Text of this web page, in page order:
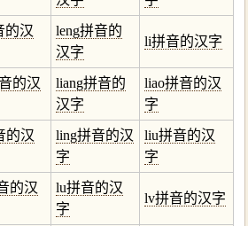
的汉
leng拼音的
汉字
li拼音的汉字
的汉
liang拼音的
汉字
liao拼音的汉
字
的汉
ling拼音的汉
字
liu拼音的汉
字
的汉
lu拼音的汉
字
lv拼音的汉字